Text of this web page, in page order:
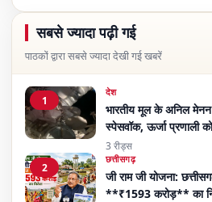
सबसे ज्यादा पढ़ी गई
पाठकों द्वारा सबसे ज्यादा देखी गई खबरें
1
देश
भारतीय मूल के अनिल
स्पेसवॉक, ऊर्जा प्रणाली
3 रीड्स
2
छत्तीसगढ़
जी राम जी योजना:
**₹1593 करोड़** का